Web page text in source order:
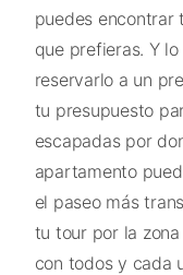
puedes encontrar
que prefieras. Y
reservarlo a un
tu presupuesto
escapadas por
apartamento
el paseo más
tu tour por la
con todos y cada